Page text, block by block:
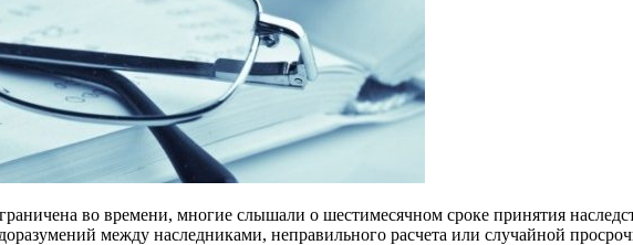
во времени, многие слышали о шестимесячном сроке принятия
между наследниками, неправильного расчета или случайной